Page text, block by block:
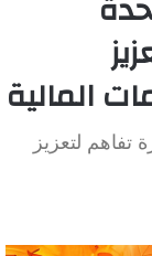
المالية
تفاهم لتعزيز